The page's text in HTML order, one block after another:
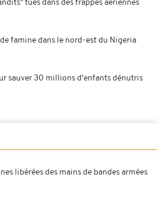
tués dans des frappes aériennes
famine dans le nord-est du Nigeria
sauver 30 millions d'enfants dénutris
libérées des mains de bandes armées